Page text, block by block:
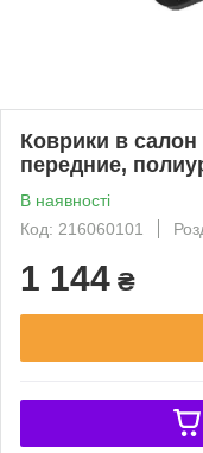
Коврики в
передние,
В наявності
Код: 216060101
1 144 ₴